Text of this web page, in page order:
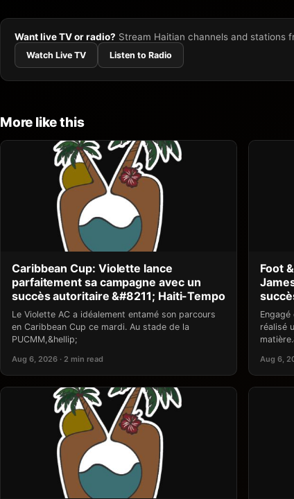
Want live TV or radio? Stream Haitian channels and stations
Watch Live TV Listen to Radio
More like this
Caribbean Cup: Violette lance
parfaitement sa campagne avec un
succès autoritaire &#8211; Haiti-Tempo
Le Violette AC a idéalement entamé son parcours
en Caribbean Cup ce mardi. Au stade de la
PUCMM,&hellip;
Aug 6, 2026 · 2 min read
Foot
réalisé
Aug 6,